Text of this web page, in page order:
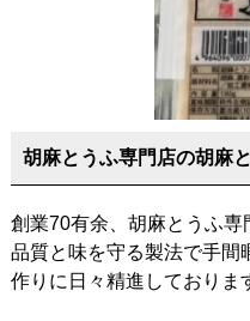
胡麻とうふ専門店の胡麻
創業70有余、胡麻とうふ
品質と味を守る製法で手間
作りに日々精進しておりま